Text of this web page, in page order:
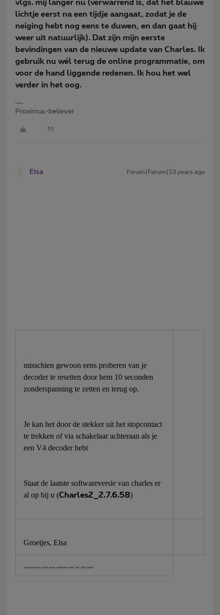
vlgs. mij langer nu (verwarrend is, dat het blauwe
lichtje eerst na een tijdje aangaat, zodat je de
neiging hebt nog eens te duwen, en dan gaat hij
weer uit natuurlijk). Dat zijn mijn eerste
bevindingen van de nieuwe update van Charles. Ik
gebruik nu wél terug de online programmatie, om
voor de hand liggende redenen. Ik hou het wel
verder in het oog.
Proximus-believer
Elsa Forum|Forum|13 years ago
misschien gewoon eens proberen van je
decoder te resetten door hem 10 seconden
zonderspanning te zetten en terug op.
Je kan het door de stekker uit het stopcontact
te trekken of via schakelaar achteraan als je
een V4 decoder hebt
Staat de laatste softwareversie van charles er
al op bij u (Charles2_2.7.6.58)
Groetjes, Elsa
niemand weet alles maar iedereen weet wel alles beter